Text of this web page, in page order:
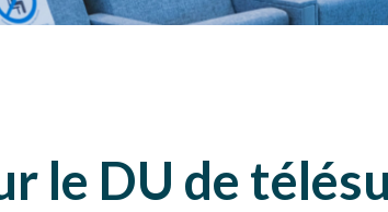
le DU de